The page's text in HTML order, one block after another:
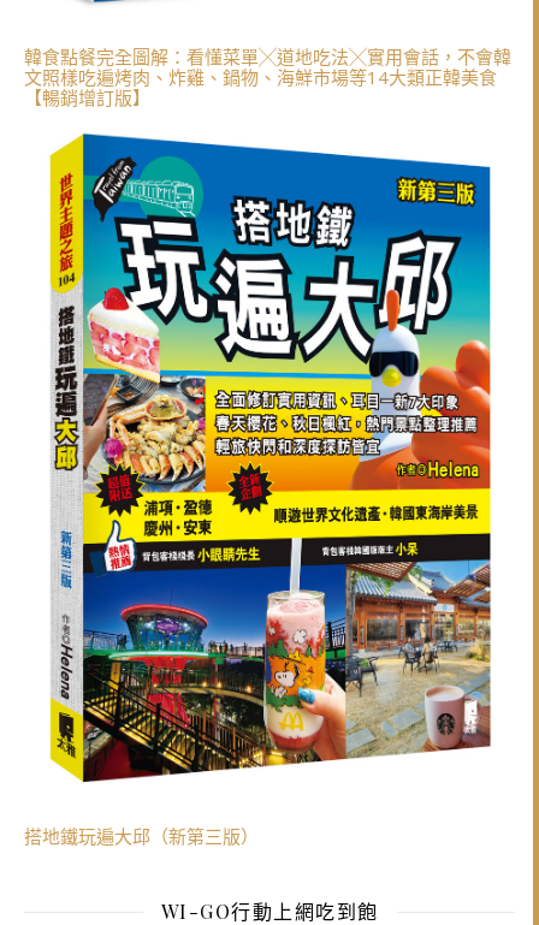
韓食點餐完全圖解：看懂菜單╳道地吃法╳實用會話，不會韓
文照樣吃遍烤肉、炸雞、鍋物、海鮮市場等14大類正韓美食
【暢銷增訂版】
搭地鐵玩遍大邱（新第三版）
WI-GO行動上網吃到飽